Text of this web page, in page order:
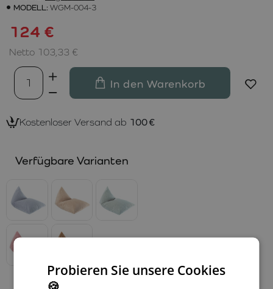
MODELL: WGM-004-3
124 €
Netto 103,33 €
In den Warenkorb
Kostenloser Versand ab 100 €
Verfügbare Varianten
Probieren Sie unsere Cookies